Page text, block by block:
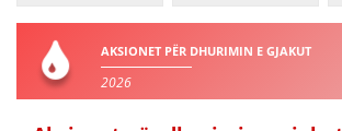
AKSIONET PËR DHURIMIN E GJAKUT
2026